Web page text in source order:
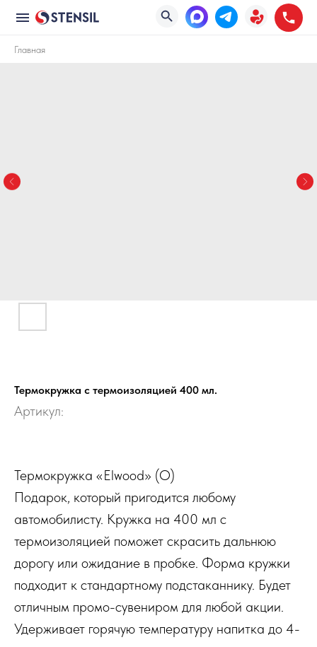
Главная
Термокружка с термоизоляцией 400 мл.
Артикул:
Термокружка «Elwood» (О)
Подарок, который пригодится любому
автомобилисту. Кружка на 400 мл с
термоизоляцией поможет скрасить дальнюю
дорогу или ожидание в пробке. Форма кружки
подходит к стандартному подстаканнику. Будет
отличным промо-сувениром для любой акции.
Удерживает горячую температуру напитка до 4-